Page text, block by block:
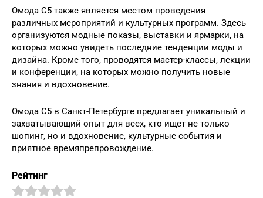
Омода С5 также является местом проведения
различных мероприятий и культурных программ. Здесь
организуются модные показы, выставки и ярмарки, на
которых можно увидеть последние тенденции моды и
дизайна. Кроме того, проводятся мастер-классы, лекции
и конференции, на которых можно получить новые
знания и вдохновение.
Омода С5 в Санкт-Петербурге предлагает уникальный и
захватывающий опыт для всех, кто ищет не только
шопинг, но и вдохновение, культурные события и
приятное времяпрепровождение.
Рейтинг